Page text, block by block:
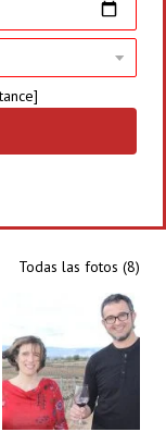
Todas las fotos (8)